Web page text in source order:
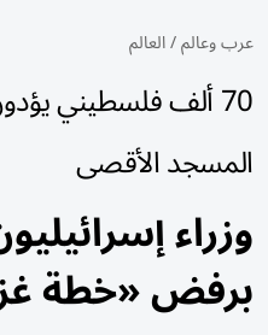
عرب وعالم/العالم
70 ألف فلسطيني
المسجد الأقصى
وزراء
برفض «خطة